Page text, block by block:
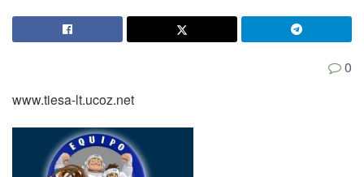
0
www.tiesa-lt.ucoz.net